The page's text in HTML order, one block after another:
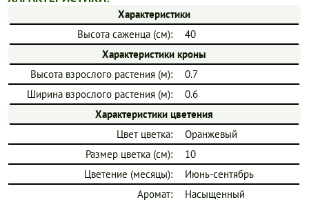
Характеристики
Высота саженца (см):
40
Характеристики кроны
Высота взрослого растения (м):
0.7
Ширина взрослого растения (м):
0.6
Характеристики цветения
Цвет цветка:
Оранжевый
Размер цветка (см):
10
Цветение (месяцы):
Июнь-сентябрь
Аромат:
Насыщенный